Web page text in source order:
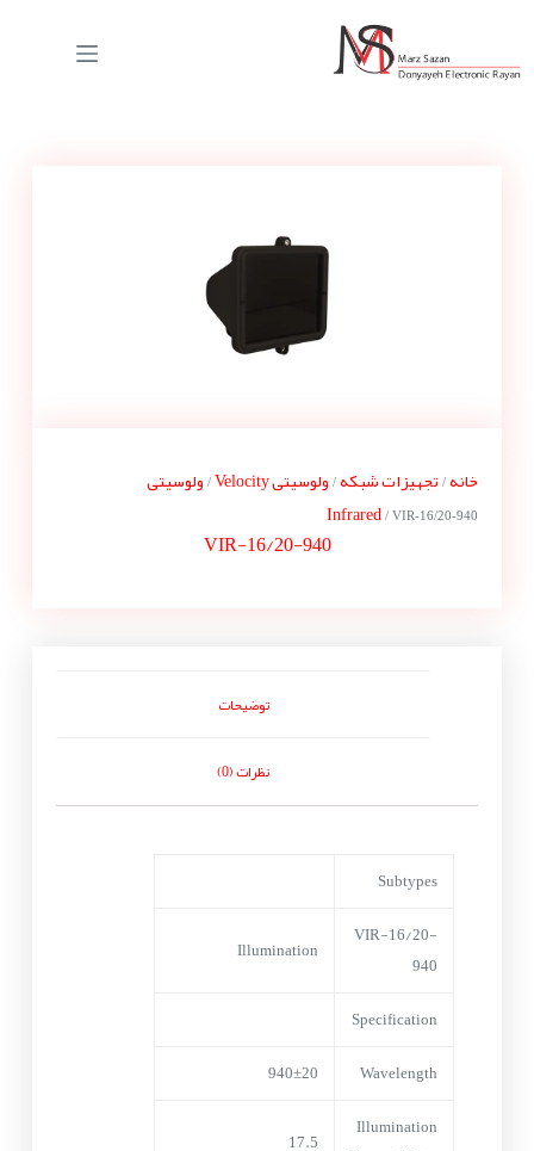
خانه/ تجهیزات شبکه/ ولوسیتی Velocity / ولوسیتی
Infrared / VIR-16/20-940
VIR-16/20-940
توضیحات
نظرات (0)
Subtypes
VIR-16/20-
940
Illumination
Specification
Wavelength
940±20
Illumination
17.5